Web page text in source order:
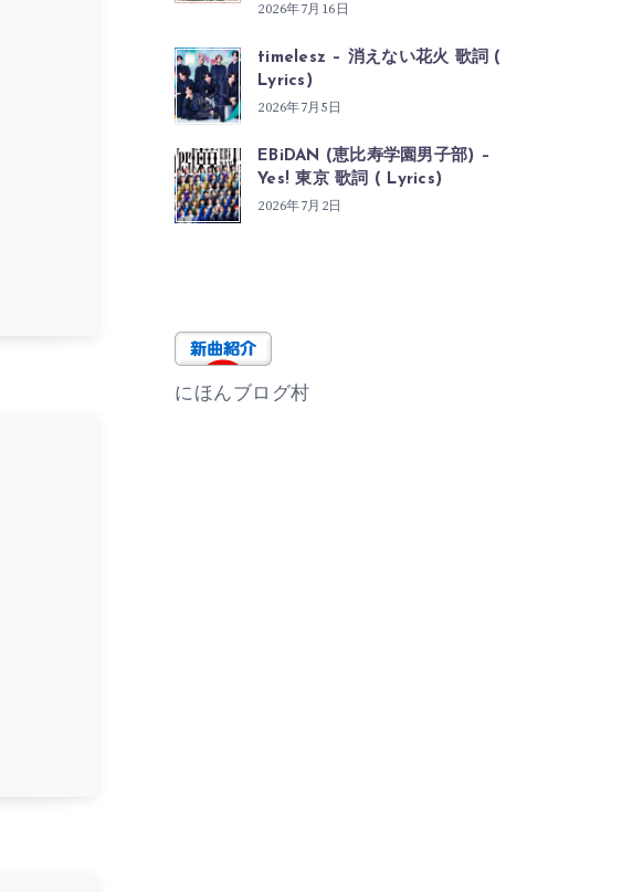
2026年7月16日
timelesz – 消えない花火 歌詞 (
Lyrics)
2026年7月5日
EBiDAN (恵比寿学園男子部) –
Yes! 東京 歌詞 ( Lyrics)
2026年7月2日
にほんブログ村